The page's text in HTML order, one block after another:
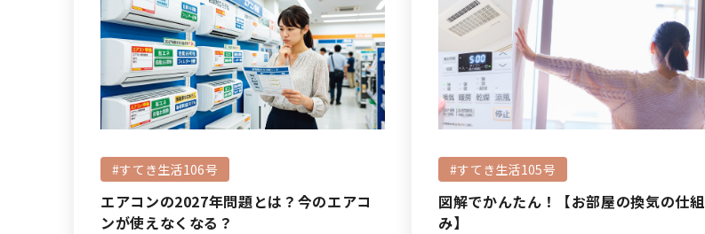
#すてき生活106号
エアコンの2027年問題とは？今のエアコ
ンが使えなくなる？
#すてき生活105号
図解でかんたん！【お部屋の換気の仕組
み】